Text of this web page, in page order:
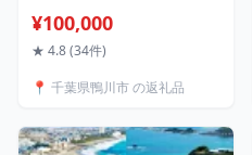
額100,000円 [0100-0052]
¥100,000
★ 4.8 (34件)
📍 千葉県鴨川市 の返礼品